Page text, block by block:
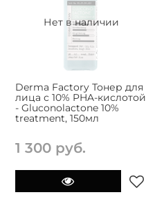
Нет в наличии
Derma Factory Тонер для
лица с 10% PHA-кислотой
- Gluconolactone 10%
treatment, 150мл
1 300 руб.